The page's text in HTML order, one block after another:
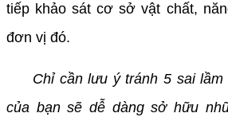
tiếp khảo sát cơ sở vật chất,
đơn vị đó.
Chỉ cần lưu ý tránh 5 sai lầm
của bạn sẽ dễ dàng sở hữu